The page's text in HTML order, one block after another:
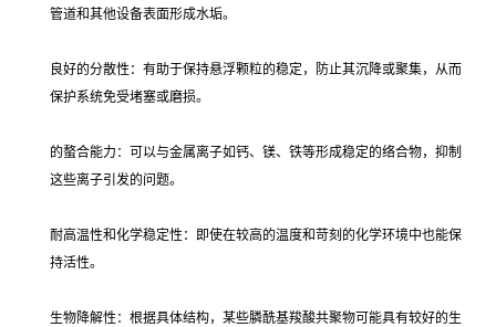
管道和其他设备表面形成水垢。
良好的分散性：有助于保持悬浮颗粒的稳定，防止其沉降或聚集，从而
保护系统免受堵塞或磨损。
的螯合能力：可以与金属离子如钙、镁、铁等形成稳定的络合物，抑制
这些离子引发的问题。
耐高温性和化学稳定性：即使在较高的温度和苛刻的化学环境中也能保
持活性。
生物降解性：根据具体结构，某些膦酰基羧酸共聚物可能具有较好的生